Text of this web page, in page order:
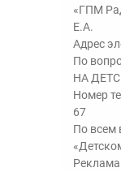
«ГПМ
Е.А.
Адрес
По
НА
Номер
67
По всем